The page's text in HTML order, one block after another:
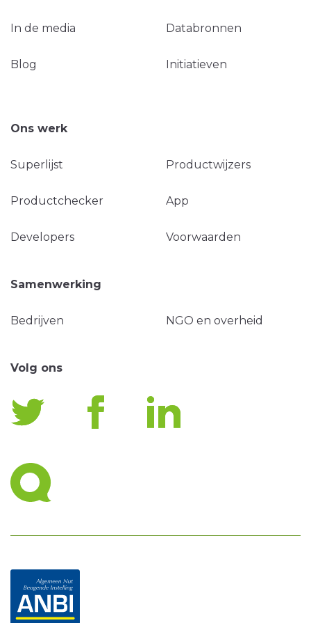
In de media Databronnen
Blog Initiatieven
Ons werk
Superlijst Productwijzers
Productchecker App
Developers Voorwaarden
Samenwerking
Bedrijven NGO en overheid
Volg ons